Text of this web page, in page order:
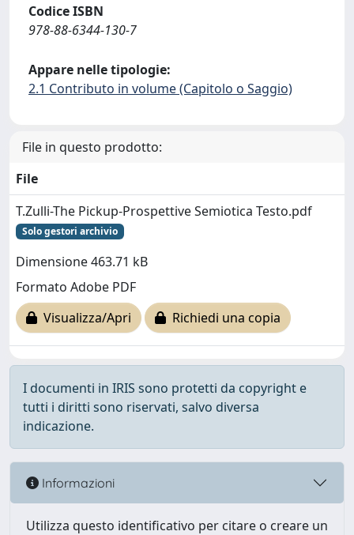
Codice ISBN
978-88-6344-130-7
Appare nelle tipologie:
2.1 Contributo in volume (Capitolo o Saggio)
File in questo prodotto:
File
T.Zulli-The Pickup-Prospettive Semiotica Testo.pdf
Solo gestori archivio
Dimensione 463.71 kB
Formato Adobe PDF
Visualizza/Apri
Richiedi una copia
I documenti in IRIS sono protetti da copyright e
tutti i diritti sono riservati, salvo diversa
indicazione.
Informazioni
Utilizza questo identificativo per citare o creare un